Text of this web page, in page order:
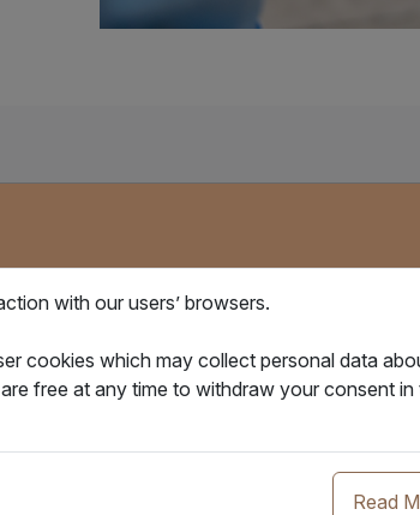
智能集裝箱與物聯網方案
with our users’ browsers.
cookies which may collect personal data
free at any time to withdraw your consent in
Read